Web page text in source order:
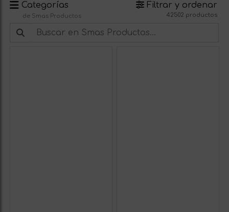
Categorías
de Smas Productos
Filtrar y ordenar
42502 productos